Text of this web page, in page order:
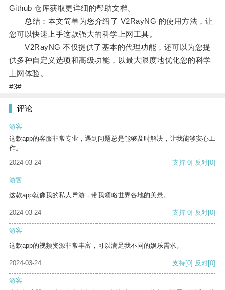
Github 仓库获取更详细的帮助文档。
总结：本文简单为您介绍了 V2RayNG 的使用方法，让
您可以快速上手这款强大的科学上网工具。
V2RayNG 不仅提供了基本的代理功能，还可以为您提
供多种自定义选项和高级功能，以最大限度地优化您的科学
上网体验。
#3#
评论
游客
这款app的客服非常专业，遇到问题总是能够及时解决，让我能够安心工
作。
2024-03-24
支持[0] 反对[0]
游客
这款app就像我的私人导游，带我领略世界各地的美景。
2024-03-24 支持[0] 反对[0]
游客
这款app的视频资源非常丰富，可以满足我不同的娱乐需求。
2024-03-24 支持[0] 反对[0]
游客